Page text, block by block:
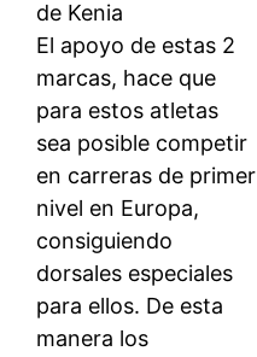
El apoyo de estas 2
marcas, hace que
para estos atletas
sea posible competir
en carreras de primer
nivel en Europa,
consiguiendo
dorsales especiales
para ellos. De esta
manera los